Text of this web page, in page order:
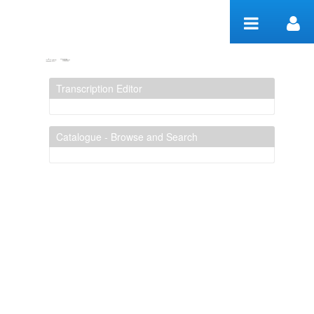
Transcribing
Transcription Editor
Catalogue - Browse and Search